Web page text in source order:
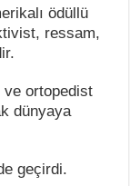
ödüllü
ressam,
ortopedist
dünyaya
geçirdi.